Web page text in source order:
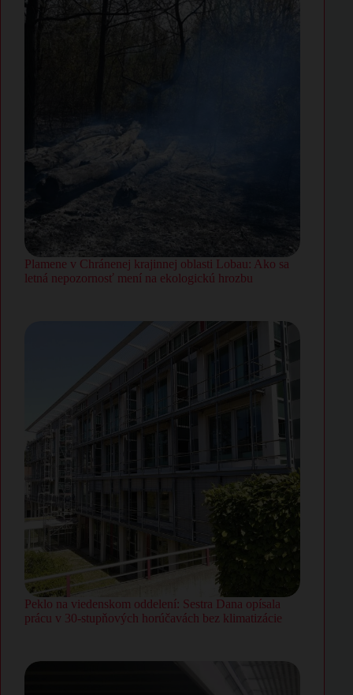
Plamene v Chránenej krajinnej oblasti Lobau: Ako sa
letná nepozornosť mení na ekologickú hrozbu
Peklo na viedenskom oddelení: Sestra Dana opísala
prácu v 30-stupňových horúčavách bez klimatizácie